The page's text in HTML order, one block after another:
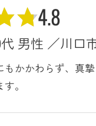
4.8
男性 ／川口
かかわらず、真
。